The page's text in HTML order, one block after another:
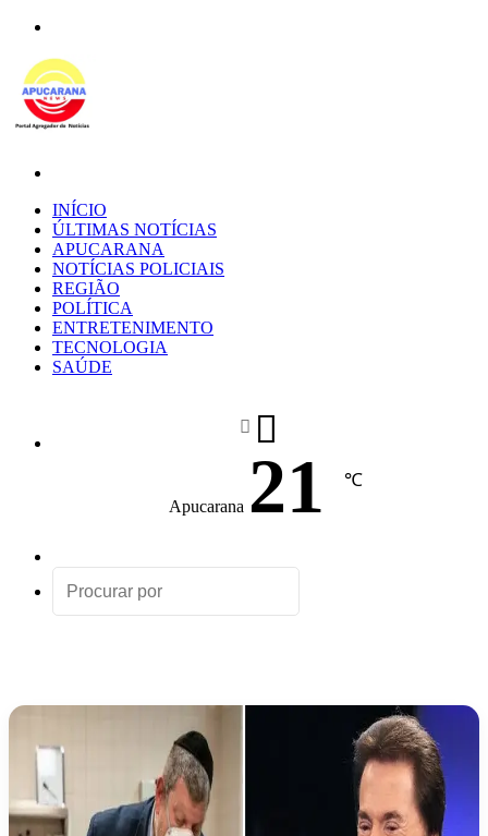
INÍCIO
ÚLTIMAS NOTÍCIAS
APUCARANA
NOTÍCIAS POLICIAIS
REGIÃO
POLÍTICA
ENTRETENIMENTO
TECNOLOGIA
SAÚDE
Apucarana 21 ℃
aleatório